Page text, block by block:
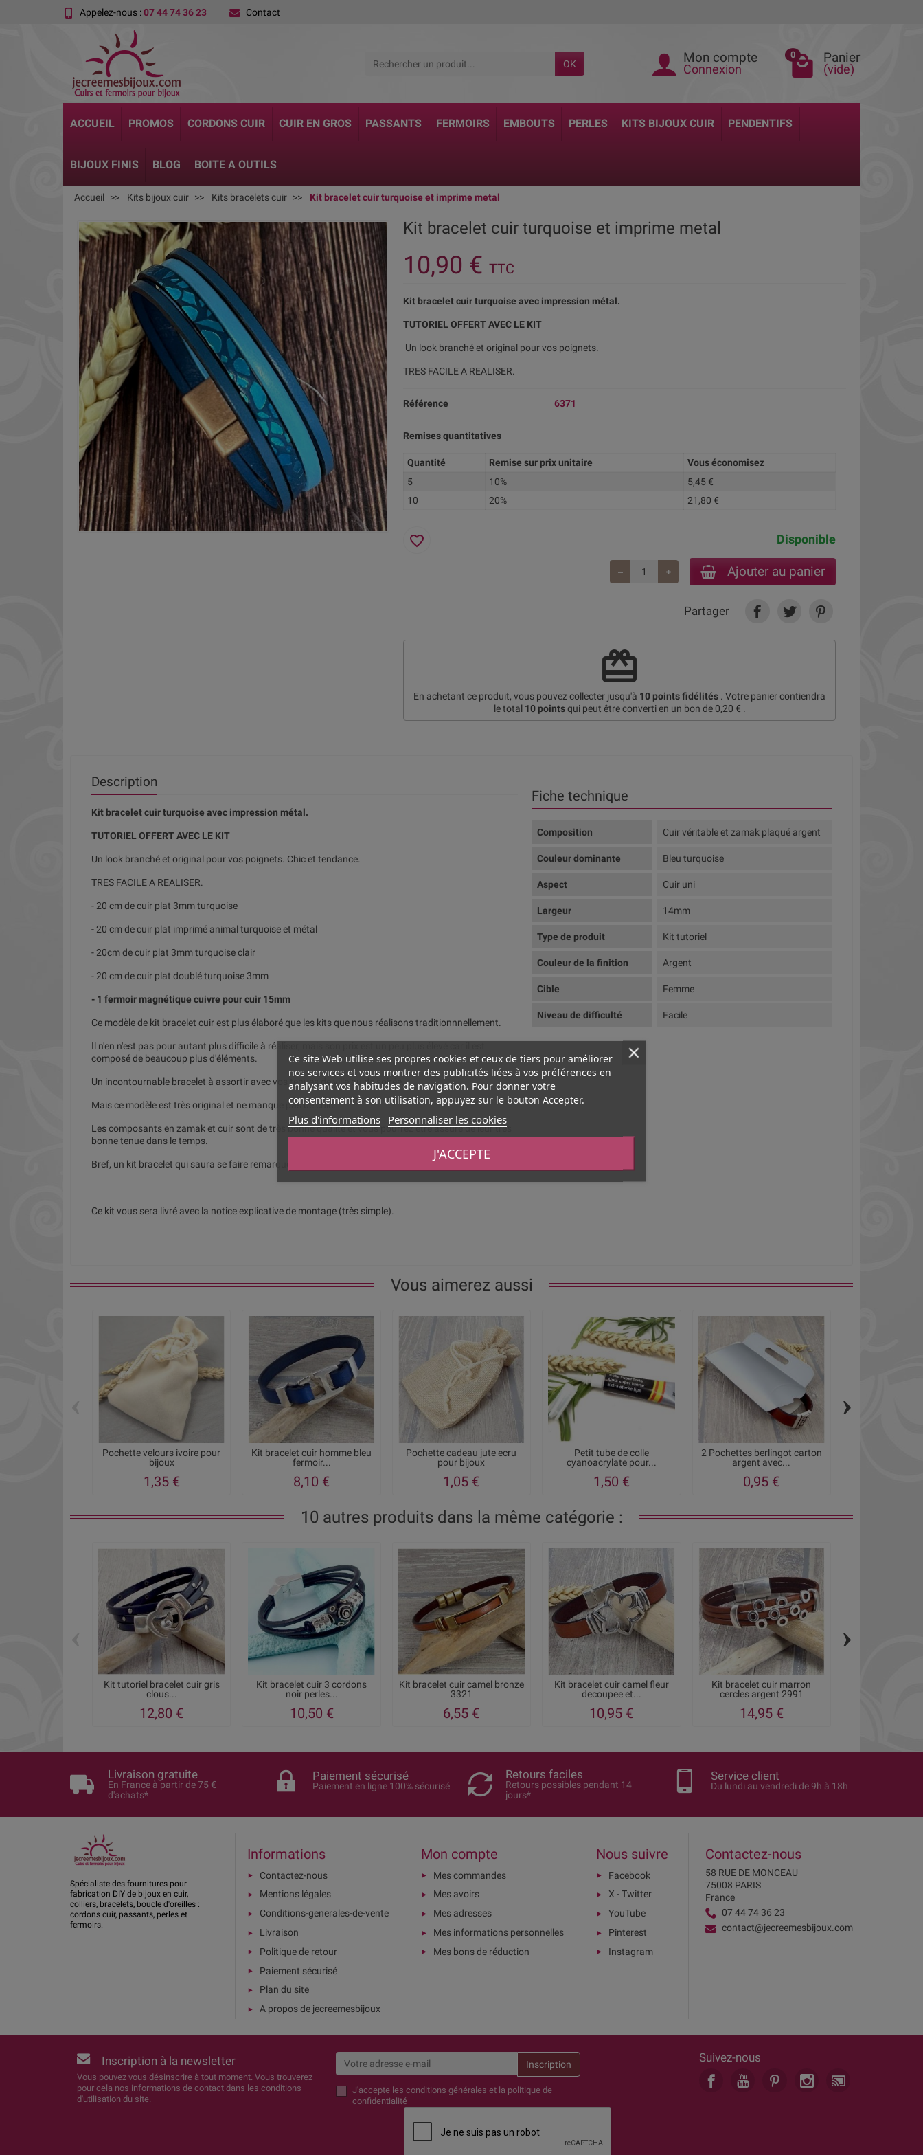
Appelez-nous :07 44 74 36 23 Contact
OK Mon compte
Connexion
0 Panier
(vide)
ACCUEIL PROMOS CORDONS CUIR CUIR EN GROS PASSANTS FERMOIRS EMBOUTS PERLES KITS BIJOUX CUIR PENDENTIFS
BIJOUX FINIS BLOG BOITE A OUTILS
Accueil Kits bijoux cuir Kits bracelets cuir Kit bracelet cuir turquoise et imprime metal
Kit bracelet cuir turquoise et imprime metal
10,90 € TTC
Kit bracelet cuir turquoise avec impression métal.
TUTORIEL OFFERT AVEC LE KIT
Un look branché et original pour vos poignets.
TRES FACILE A REALISER.
Référence 6371
Remises quantitatives
Quantité Remise sur prix unitaire
Vous économisez
5
10%
5,45 €
10
20% 21,80 €
Disponible
Ajouter au panier
favorite_border
Partager
redeem
En achetant ce produit, vous pouvez collecter jusqu'à 10 points fidélités . Votre panier contiendra
le total 10pointsqui peut être converti en un bon de 0,20 € .
Description
Kit bracelet cuir turquoise avec impression métal.
TUTORIEL OFFERT AVEC LE KIT
Un look branché et original pour vos poignets. Chic et tendance.
TRES FACILE A REALISER.
- 20 cm de cuir plat 3mm turquoise
- 20 cm de cuir plat imprimé animal turquoise et métal
- 20cm de cuir plat 3mm turquoise clair
- 20 cm de cuir plat doublé turquoise 3mm
- 1 fermoir magnétique cuivre pour cuir 15mm
Ce modèle de kit bracelet cuir est plus élaboré que les kits que nous réalisons traditionnnellement.
Il n'en n'est pas pour autant plus difficile à réaliser, mais son prix est un peu plus élevé car il est
composé de beaucoup plus d'éléments.
Un incontournable bracelet à assortir avec vos tenues de ville ou de soirée.
Mais ce modèle est très original et ne manque pas de chic.
Les composants en zamak et cuir sont de très bonne qualité et vous pourrez être assuré de leur très
bonne tenue dans le temps.
Bref, un kit bracelet qui saura se faire remarquer.
Ce kit vous sera livré avec la notice explicative de montage (très simple).
Fiche technique
Composition Cuir véritable et zamak plaqué argent
Couleur dominante Bleu turquoise
Aspect Cuir uni
Largeur 14mm
Type de produit Kit tutoriel
Couleur de la finition Argent
Cible Femme
Niveau de difficulté Facile
Vous aimerez aussi
Pochette velours ivoire pour
bijoux
1,35 €
Kit bracelet cuir homme bleu
fermoir...
8,10 €
Pochette cadeau jute ecru
pour bijoux
1,05 €
Petit tube de colle
cyanoacrylate pour...
1,50 €
2 Pochettes berlingot carton
argent avec...
0,95 €
›
10 autres produits dans la même catégorie :
Kit tutoriel bracelet cuir gris
clous...
12,80 €
Kit bracelet cuir 3 cordons
noir perles...
10,50 €
Kit bracelet cuir camel bronze
3321
6,55 €
Kit bracelet cuir camel fleur
decoupee et...
10,95 €
Kit bracelet cuir marron
cercles argent 2991
14,95 €
›
Livraison gratuite
En France à partir de 75 €
d'achats*
Paiement sécurisé
Paiement en ligne 100% sécurisé
Retours faciles
Retours possibles pendant 14
jours*
Service client
Du lundi au vendredi de 9h à 18h
Spécialiste des fournitures pour
fabrication DIY de bijoux en cuir,
colliers, bracelets, boucle d'oreilles :
cordons cuir, passants, perles et
fermoirs.
Informations
Contactez-nous
Mentions légales
Conditions-generales-de-vente
Livraison
Politique de retour
Paiement sécurisé
Plan du site
A propos de jecreemesbijoux
Mon compte
Mes commandes
Mes avoirs
Mes adresses
Mes informations personnelles
Mes bons de réduction
Nous suivre
Facebook
X - Twitter
YouTube
Pinterest
Instagram
Contactez-nous
58 RUE DE MONCEAU
75008 PARIS
France
07 44 74 36 23
contact@jecreemesbijoux.com
Ce site Web utilise ses propres cookies et ceux de tiers pour améliorer
nos services et vous montrer des publicités liées à vos préférences en
analysant vos habitudes de navigation. Pour donner votre
consentement à son utilisation, appuyez sur le bouton Accepter.
Plus d'informations Personnaliser les cookies
J'ACCEPTE
Inscription à la newsletter
Vous pouvez vous désinscrire à tout moment. Vous trouverez
pour cela nos informations de contact dans les conditions
d'utilisation du site.
J'accepte les conditions générales et la politique de
confidentialité
Suivez-nous